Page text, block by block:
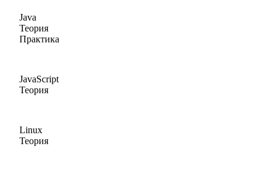
Java
Теория
Практика
JavaScript
Теория
Linux
Теория